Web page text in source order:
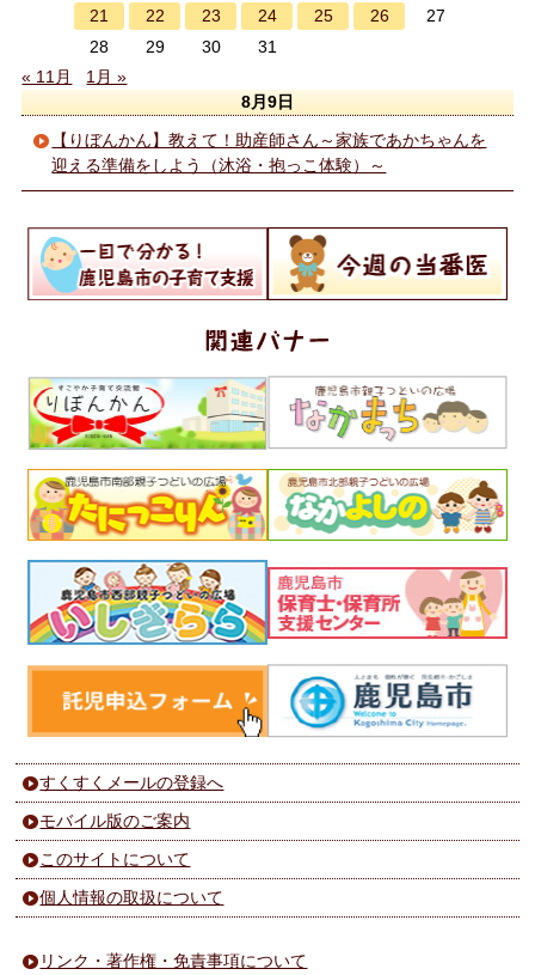
21
22 23 24 25 26
27
28
29 30
31
« 11月
1月 »
8月9日
【りぼんかん】教えて！助産師さん～家族であかちゃんを
迎える準備をしよう（沐浴・抱っこ体験）～
すくすくメールの登録へ
モバイル版のご案内
このサイトについて
個人情報の取扱について
リンク・著作権・免責事項について